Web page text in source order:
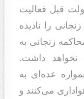
قبل فعالیت
را نادیده
زنجانی به
نخواهد داشت.
همواره عده‌ای به
می‌کنند و